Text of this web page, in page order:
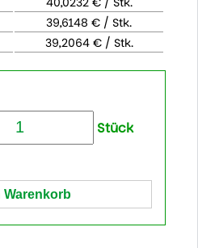
39,6148 € / Stk.
39,2064 € / Stk.
Stück